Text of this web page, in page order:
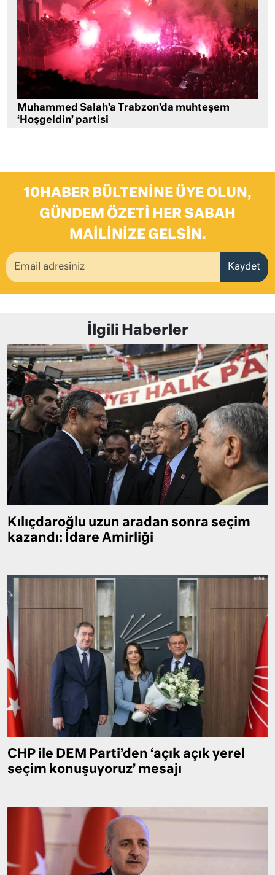
Muhammed Salah’a Trabzon’da muhteşem
‘Hoşgeldin’ partisi
10HABER BÜLTENINE ÜYE OLUN,
GÜNDEM ÖZETI HER SABAH
MAILINIZE GELSIN.
Kaydet
İlgili Haberler
Kılıçdaroğlu uzun aradan sonra seçim
kazandı: İdare Amirliği
CHP ile DEM Parti’den ‘açık açık yerel
seçim konuşuyoruz’ mesajı